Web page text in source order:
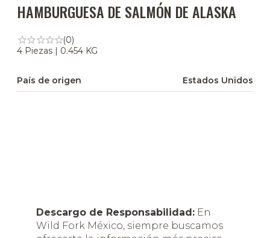
HAMBURGUESA DE SALMÓN DE ALASKA
(0)
4 Piezas | 0.454 KG
País de origen Estados Unidos
Descargo de Responsabilidad: En
Wild Fork México, siempre buscamos